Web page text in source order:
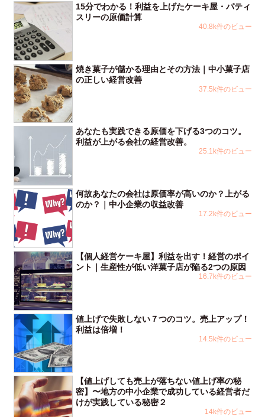
15分でわかる！利益を上げたケーキ屋・パティ
スリーの原価計算
40.8k件のビュー
焼き菓子が儲かる理由とその方法｜中小菓子店
の正しい経営改善
37.5k件のビュー
あなたも実践できる原価を下げる3つのコツ。
利益が上がる会社の経営改善。
25.1k件のビュー
何故あなたの会社は原価率が高いのか？上がる
のか？｜中小企業の収益改善
17.2k件のビュー
【個人経営ケーキ屋】利益を出す！経営のポイ
ント｜生産性が低い洋菓子店が陥る2つの原因
16.7k件のビュー
値上げで失敗しない７つのコツ。売上アップ！
利益は倍増！
14.5k件のビュー
【値上げしても売上が落ちない値上げ率の秘
密】〜地方の中小企業で成功している経営者だ
けが実践している秘密２
14k件のビュー